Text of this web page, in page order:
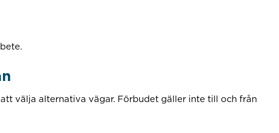
välja alternativa vägar. Förbudet gäller inte till och från